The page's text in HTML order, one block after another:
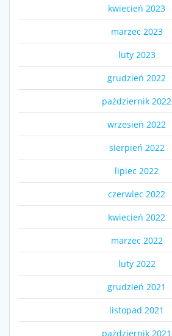
kwiecień 2023
marzec 2023
luty 2023
grudzień 2022
październik 2022
wrzesień 2022
sierpień 2022
lipiec 2022
czerwiec 2022
kwiecień 2022
marzec 2022
luty 2022
grudzień 2021
listopad 2021
październik 2021